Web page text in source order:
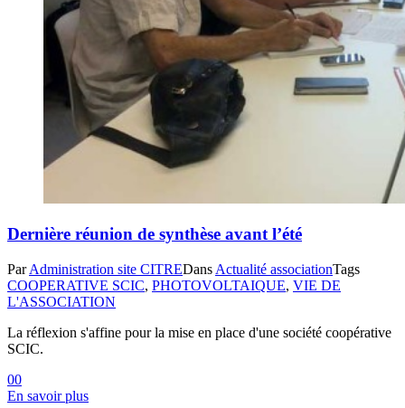
Dernière réunion de synthèse avant l’été
ParAdministration site CITREDans Actualité associationTags
COOPERATIVE SCIC, PHOTOVOLTAIQUE, VIE DE
L'ASSOCIATION
La réflexion s'affine pour la mise en place d'une société coopérative
SCIC.
00
En savoir plus